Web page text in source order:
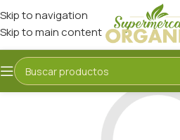
Skip to navigation
Skip to main content